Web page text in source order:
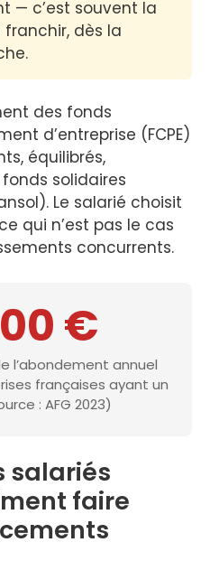
— c’est souvent la
dès la
des fonds
d’entreprise (FCPE)
équilibrés,
solidaires
Le salarié choisit
qui n’est pas le cas
concurrents.
€
l’abondement annuel
françaises ayant un
: AFG 2023)
salariés
faire